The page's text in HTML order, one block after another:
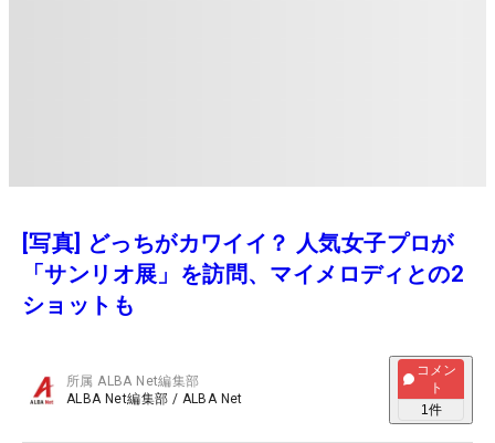
[写真] どっちがカワイイ？ 人気女子プロが
「サンリオ展」を訪問、マイメロディとの2
ショットも
所属ALBA Net編集部
ALBA Net編集部 / ALBA Net
コメン
ト
1件